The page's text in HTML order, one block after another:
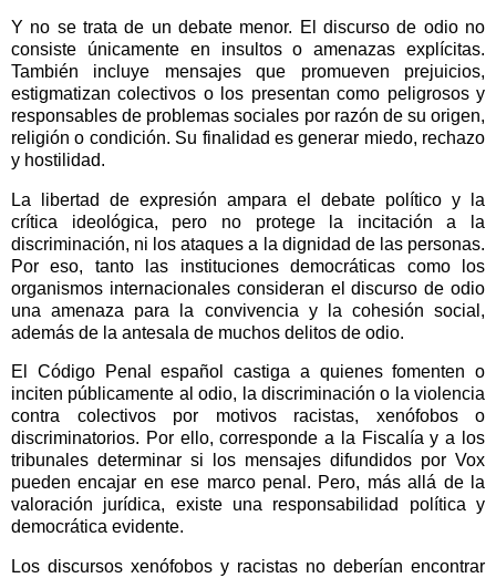
Y no se trata de un debate menor. El discurso de odio no
consiste únicamente en insultos o amenazas explícitas.
También incluye mensajes que promueven prejuicios,
estigmatizan colectivos o los presentan como peligrosos y
responsables de problemas sociales por razón de su origen,
religión o condición. Su finalidad es generar miedo, rechazo
y hostilidad.
La libertad de expresión ampara el debate político y la
crítica ideológica, pero no protege la incitación a la
discriminación, ni los ataques a la dignidad de las personas.
Por eso, tanto las instituciones democráticas como los
organismos internacionales consideran el discurso de odio
una amenaza para la convivencia y la cohesión social,
además de la antesala de muchos delitos de odio.
El Código Penal español castiga a quienes fomenten o
inciten públicamente al odio, la discriminación o la violencia
contra colectivos por motivos racistas, xenófobos o
discriminatorios. Por ello, corresponde a la Fiscalía y a los
tribunales determinar si los mensajes difundidos por Vox
pueden encajar en ese marco penal. Pero, más allá de la
valoración jurídica, existe una responsabilidad política y
democrática evidente.
Los discursos xenófobos y racistas no deberían encontrar